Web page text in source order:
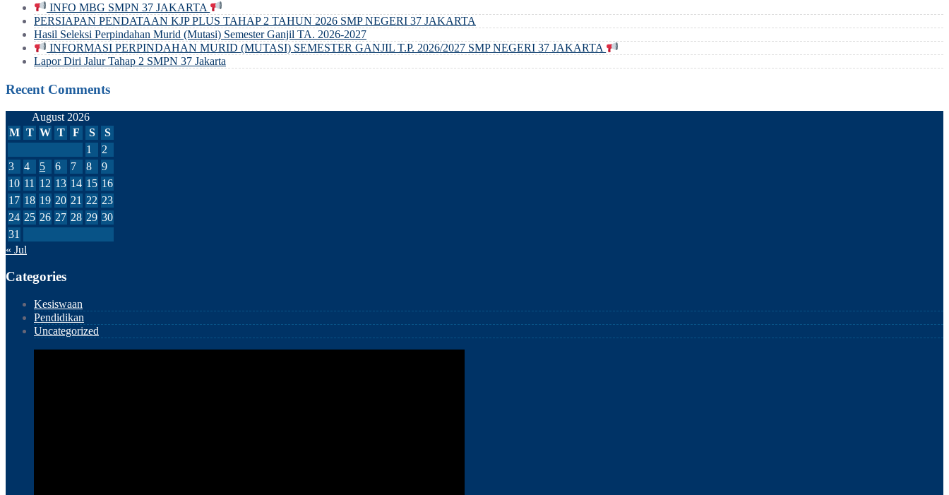
INFO MBG SMPN 37 JAKARTA
PERSIAPAN PENDATAAN KJP PLUS TAHAP 2 TAHUN 2026 SMP NEGERI 37 JAKARTA
Hasil Seleksi Perpindahan Murid (Mutasi) Semester Ganjil TA. 2026-2027
INFORMASI PERPINDAHAN MURID (MUTASI) SEMESTER GANJIL T.P. 2026/2027 SMP NEGERI 37 JAKARTA
Lapor Diri Jalur Tahap 2 SMPN 37 Jakarta
Recent Comments
August 2026
M T W T F S
S
1
2
3
4 5 6 7 8
9
10 11 12 13 14 15 16
17 18 19 20 21 22 23
24 25 26 27 28 29 30
31
« Jul
Categories
Kesiswaan
Pendidikan
Uncategorized